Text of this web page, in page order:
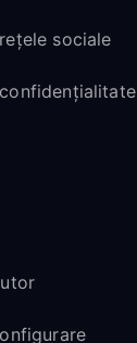
sociale